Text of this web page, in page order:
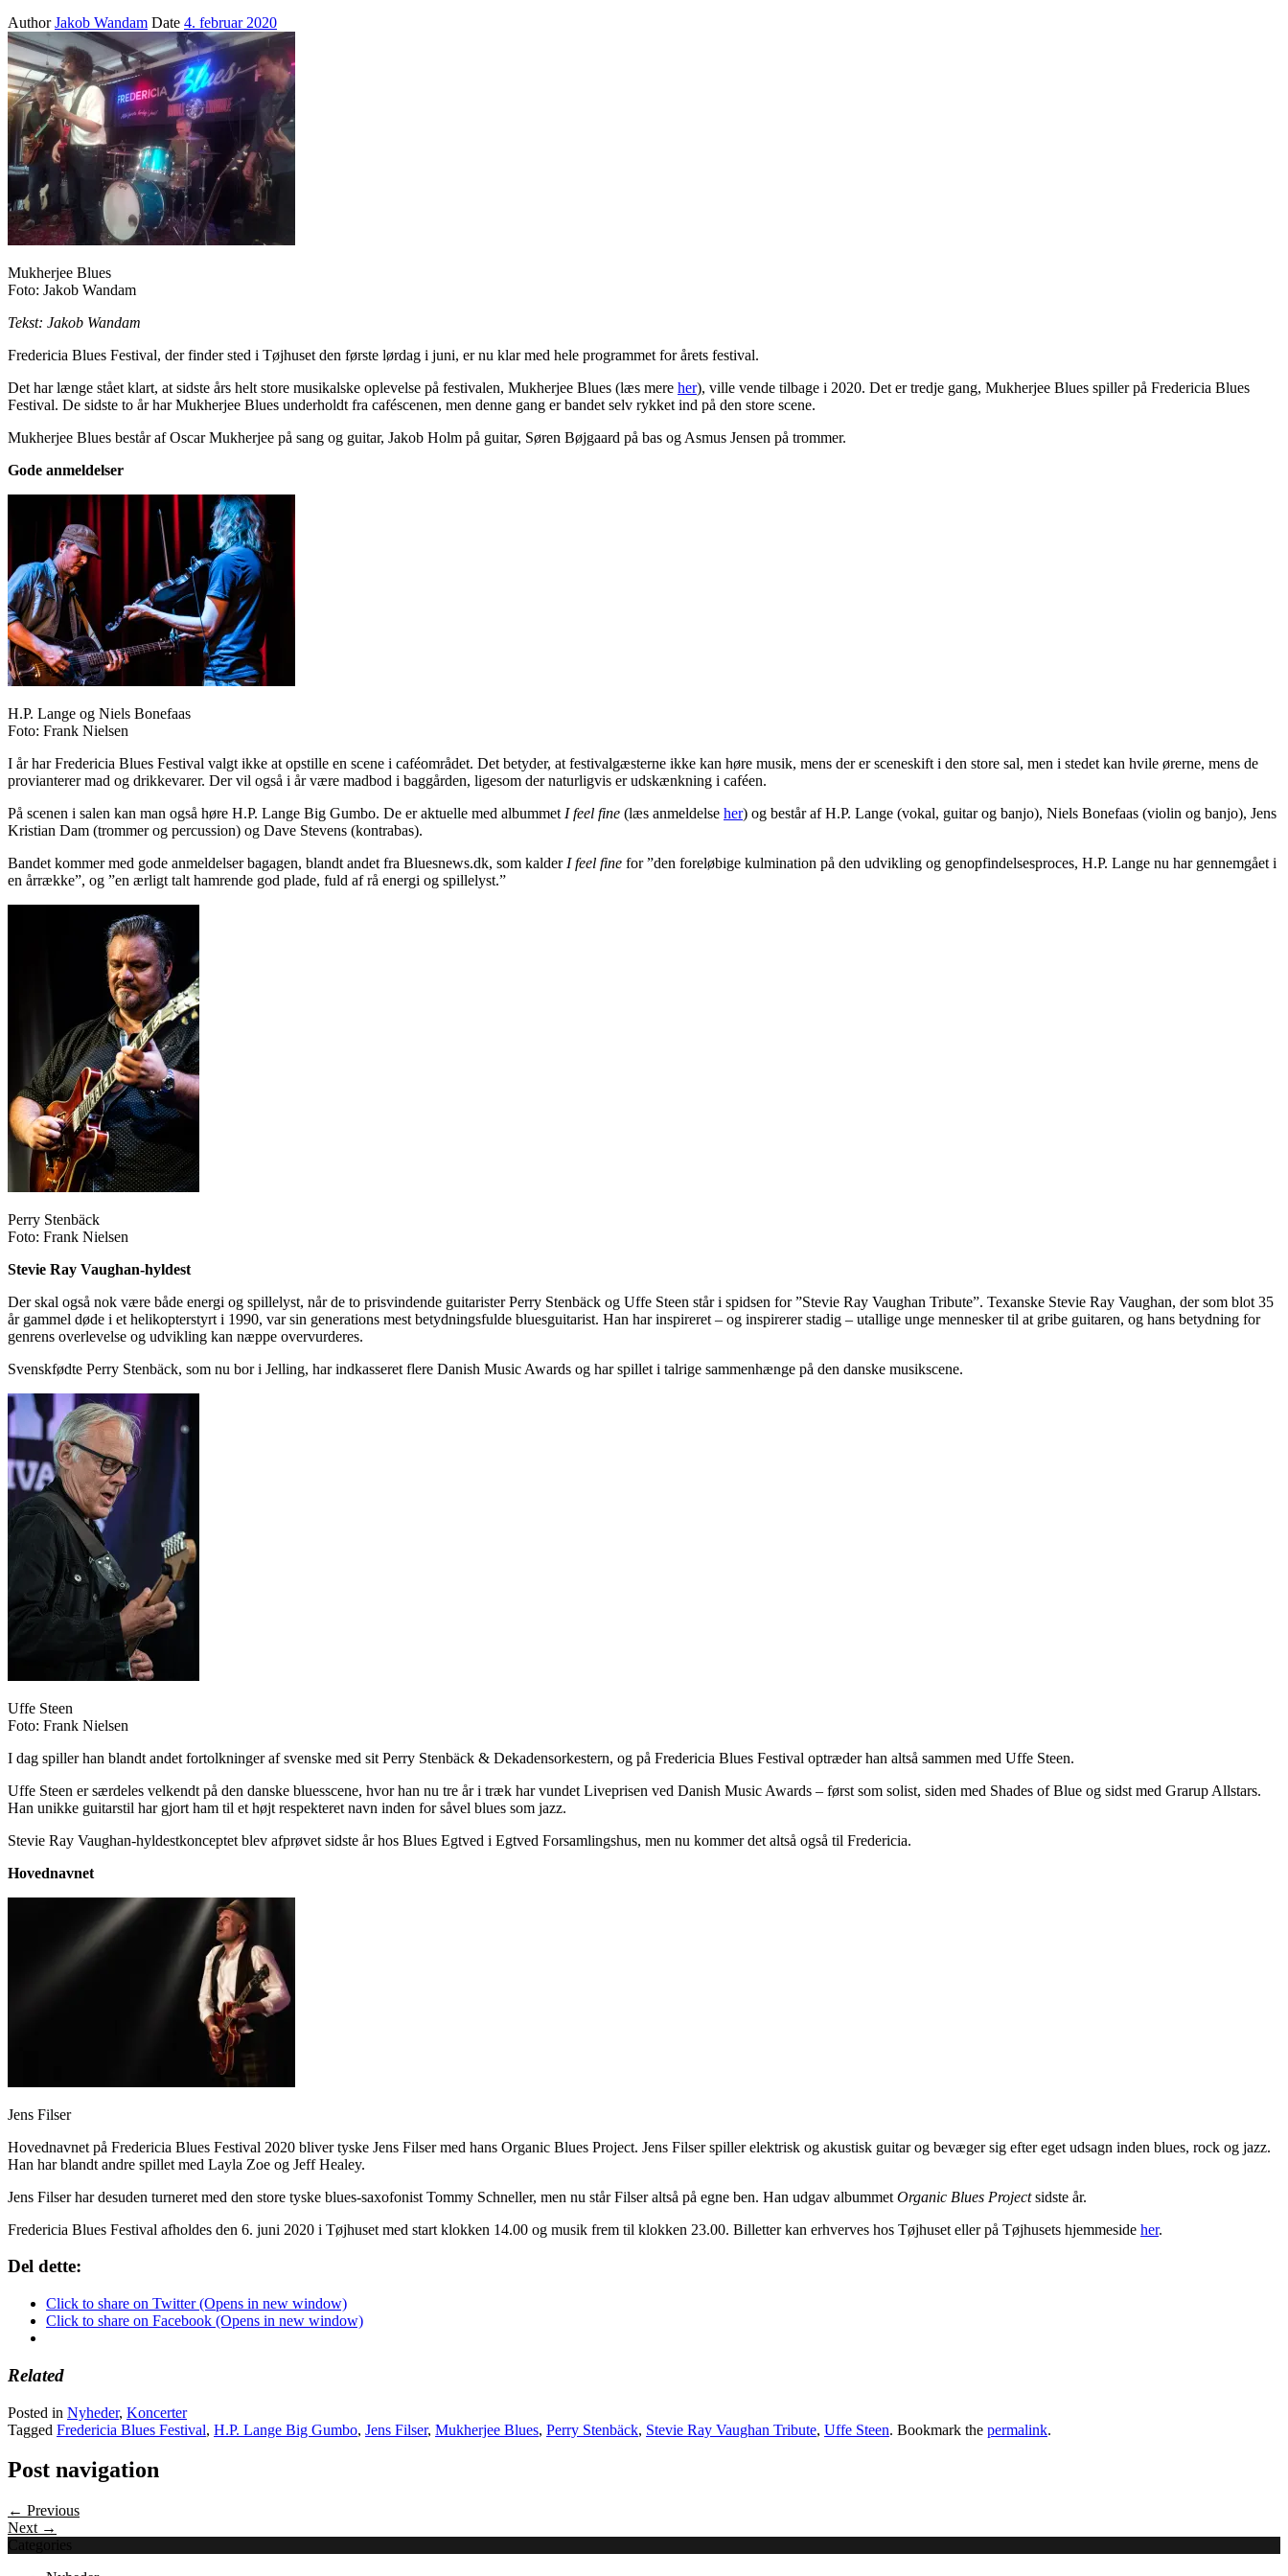
AuthorJakob Wandam Date 4. februar 2020
Mukherjee Blues
Foto: Jakob Wandam
Tekst: Jakob Wandam
Fredericia Blues Festival, der finder sted i Tøjhuset den første lørdag i juni, er nu klar med hele programmet for årets festival.
Det har længe stået klart, at sidste års helt store musikalske oplevelse på festivalen, Mukherjee Blues (læs mere her), ville vende tilbage i 2020. Det er tredje gang, Mukherjee Blues spiller på Fredericia Blues
Festival. De sidste to år har Mukherjee Blues underholdt fra caféscenen, men denne gang er bandet selv rykket ind på den store scene.
Mukherjee Blues består af Oscar Mukherjee på sang og guitar, Jakob Holm på guitar, Søren Bøjgaard på bas og Asmus Jensen på trommer.
Gode anmeldelser
H.P. Lange og Niels Bonefaas
Foto: Frank Nielsen
I år har Fredericia Blues Festival valgt ikke at opstille en scene i caféområdet. Det betyder, at festivalgæsterne ikke kan høre musik, mens der er sceneskift i den store sal, men i stedet kan hvile ørerne, mens de
provianterer mad og drikkevarer. Der vil også i år være madbod i baggården, ligesom der naturligvis er udskænkning i caféen.
På scenen i salen kan man også høre H.P. Lange Big Gumbo. De er aktuelle med albummet I feel fine (læs anmeldelse her) og består af H.P. Lange (vokal, guitar og banjo), Niels Bonefaas (violin og banjo), Jens
Kristian Dam (trommer og percussion) og Dave Stevens (kontrabas).
Bandet kommer med gode anmeldelser bagagen, blandt andet fra Bluesnews.dk, som kalder I feel fine for ”den foreløbige kulmination på den udvikling og genopfindelsesproces, H.P. Lange nu har gennemgået i
en årrække”, og ”en ærligt talt hamrende god plade, fuld af rå energi og spillelyst.”
Perry Stenbäck
Foto: Frank Nielsen
Stevie Ray Vaughan-hyldest
Der skal også nok være både energi og spillelyst, når de to prisvindende guitarister Perry Stenbäck og Uffe Steen står i spidsen for ”Stevie Ray Vaughan Tribute”. Texanske Stevie Ray Vaughan, der som blot 35
år gammel døde i et helikopterstyrt i 1990, var sin generations mest betydningsfulde bluesguitarist. Han har inspireret – og inspirerer stadig – utallige unge mennesker til at gribe guitaren, og hans betydning for
genrens overlevelse og udvikling kan næppe overvurderes.
Svenskfødte Perry Stenbäck, som nu bor i Jelling, har indkasseret flere Danish Music Awards og har spillet i talrige sammenhænge på den danske musikscene.
Uffe Steen
Foto: Frank Nielsen
I dag spiller han blandt andet fortolkninger af svenske med sit Perry Stenbäck & Dekadensorkestern, og på Fredericia Blues Festival optræder han altså sammen med Uffe Steen.
Uffe Steen er særdeles velkendt på den danske bluesscene, hvor han nu tre år i træk har vundet Liveprisen ved Danish Music Awards – først som solist, siden med Shades of Blue og sidst med Grarup Allstars.
Han unikke guitarstil har gjort ham til et højt respekteret navn inden for såvel blues som jazz.
Stevie Ray Vaughan-hyldestkonceptet blev afprøvet sidste år hos Blues Egtved i Egtved Forsamlingshus, men nu kommer det altså også til Fredericia.
Hovednavnet
Jens Filser
Hovednavnet på Fredericia Blues Festival 2020 bliver tyske Jens Filser med hans Organic Blues Project. Jens Filser spiller elektrisk og akustisk guitar og bevæger sig efter eget udsagn inden blues, rock og jazz.
Han har blandt andre spillet med Layla Zoe og Jeff Healey.
Jens Filser har desuden turneret med den store tyske blues-saxofonist Tommy Schneller, men nu står Filser altså på egne ben. Han udgav albummet Organic Blues Projectsidste år.
Fredericia Blues Festival afholdes den 6. juni 2020 i Tøjhuset med start klokken 14.00 og musik frem til klokken 23.00. Billetter kan erhverves hos Tøjhuset eller på Tøjhusets hjemmeside her.
Del dette:
Click to share on Twitter (Opens in new window)
Click to share on Facebook (Opens in new window)
Related
Posted in Nyheder, Koncerter
Tagged Fredericia Blues Festival, H.P. Lange Big Gumbo, Jens Filser, Mukherjee Blues, Perry Stenbäck, Stevie Ray Vaughan Tribute, Uffe Steen. Bookmark the permalink.
Post navigation
← Previous
Next →
Categories